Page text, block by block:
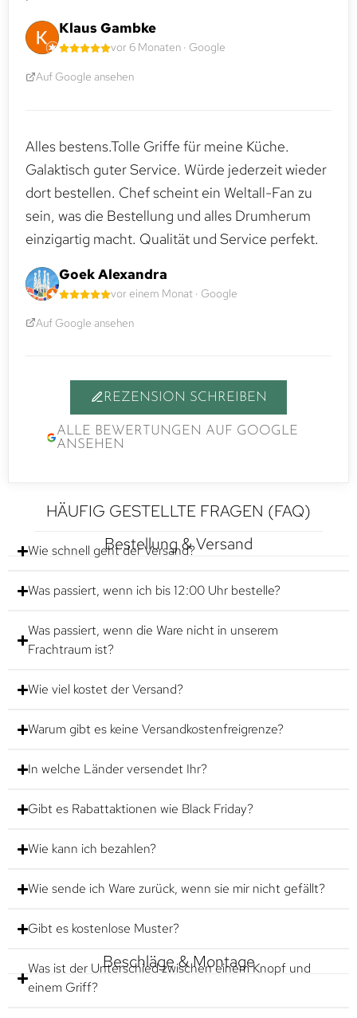
Klaus Gambke
vor 6 Monaten · Google
Auf Google ansehen
Alles bestens.Tolle Griffe für meine Küche.
Galaktisch guter Service. Würde jederzeit wieder
dort bestellen. Chef scheint ein Weltall-Fan zu
sein, was die Bestellung und alles Drumherum
einzigartig macht. Qualität und Service perfekt.
Goek Alexandra
vor einem Monat · Google
Auf Google ansehen
REZENSION SCHREIBEN
ALLE BEWERTUNGEN AUF GOOGLE
ANSEHEN
HÄUFIG GESTELLTE FRAGEN (FAQ)
Bestellung & Versand
Wie schnell geht der Versand?
Was passiert, wenn ich bis 12:00 Uhr bestelle?
Was passiert, wenn die Ware nicht in unserem
Frachtraum ist?
Wie viel kostet der Versand?
Warum gibt es keine Versandkostenfreigrenze?
In welche Länder versendet Ihr?
Gibt es Rabattaktionen wie Black Friday?
Wie kann ich bezahlen?
Wie sende ich Ware zurück, wenn sie mir nicht gefällt?
Gibt es kostenlose Muster?
Beschläge & Montage
Was ist der Unterschied zwischen einem Knopf und
einem Griff?